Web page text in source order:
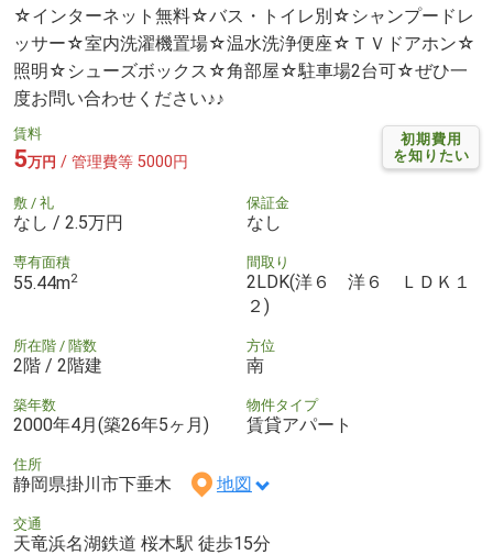
☆インターネット無料☆バス・トイレ別☆シャンプードレ
ッサー☆室内洗濯機置場☆温水洗浄便座☆ＴＶドアホン☆
照明☆シューズボックス☆角部屋☆駐車場2台可☆ぜひ一
度お問い合わせください♪♪
初期費用
を知りたい
賃料
5万円 / 管理費等 5000円
敷 / 礼
なし / 2.5万円
保証金
なし
専有面積
55.44m2
間取り
2LDK(洋６ 洋６ ＬＤＫ１
２)
所在階 / 階数
2階 / 2階建
方位
南
築年数
2000年4月(築26年5ヶ月)
物件タイプ
賃貸アパート
住所
静岡県掛川市下垂木 地図
交通
天竜浜名湖鉄道 桜木駅 徒歩15分